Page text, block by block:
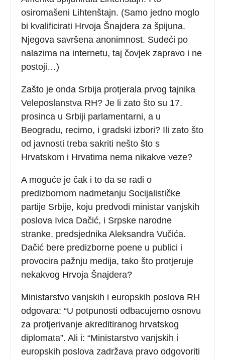
osiromašeni Lihtenštajn. (Samo jedno moglo
bi kvalificirati Hrvoja Šnajdera za špijuna.
Njegova savršena anonimnost. Sudeći po
nalazima na internetu, taj čovjek zapravo i ne
postoji…)
Zašto je onda Srbija protjerala prvog tajnika
Veleposlanstva RH? Je li zato što su 17.
prosinca u Srbiji parlamentarni, a u
Beogradu, recimo, i gradski izbori? Ili zato što
od javnosti treba sakriti nešto što s
Hrvatskom i Hrvatima nema nikakve veze?
A moguće je čak i to da se radi o
predizbornom nadmetanju Socijalističke
partije Srbije, koju predvodi ministar vanjskih
poslova Ivica Dačić, i Srpske narodne
stranke, predsjednika Aleksandra Vučića.
Dačić bere predizborne poene u publici i
provocira pažnju medija, tako što protjeruje
nekakvog Hrvoja Šnajdera?
Ministarstvo vanjskih i europskih poslova RH
odgovara: “U potpunosti odbacujemo osnovu
za protjerivanje akreditiranog hrvatskog
diplomata”. Ali i: “Ministarstvo vanjskih i
europskih poslova zadržava pravo odgovoriti